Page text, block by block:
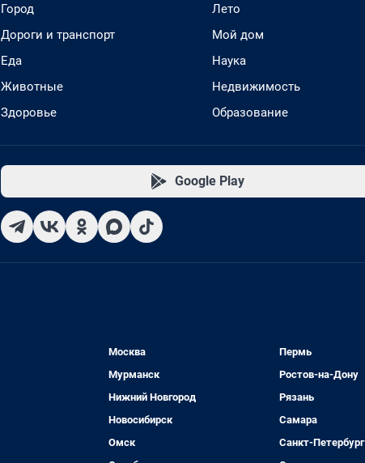
Город
Дороги и транспорт
Еда
Животные
Здоровье
Лето
Мой дом
Наука
Недвижимость
Образование
Google Play
Москва
Мурманск
Нижний Новгород
Новосибирск
Омск
Пермь
Ростов-на-Дону
Рязань
Самара
Санкт-Петербург